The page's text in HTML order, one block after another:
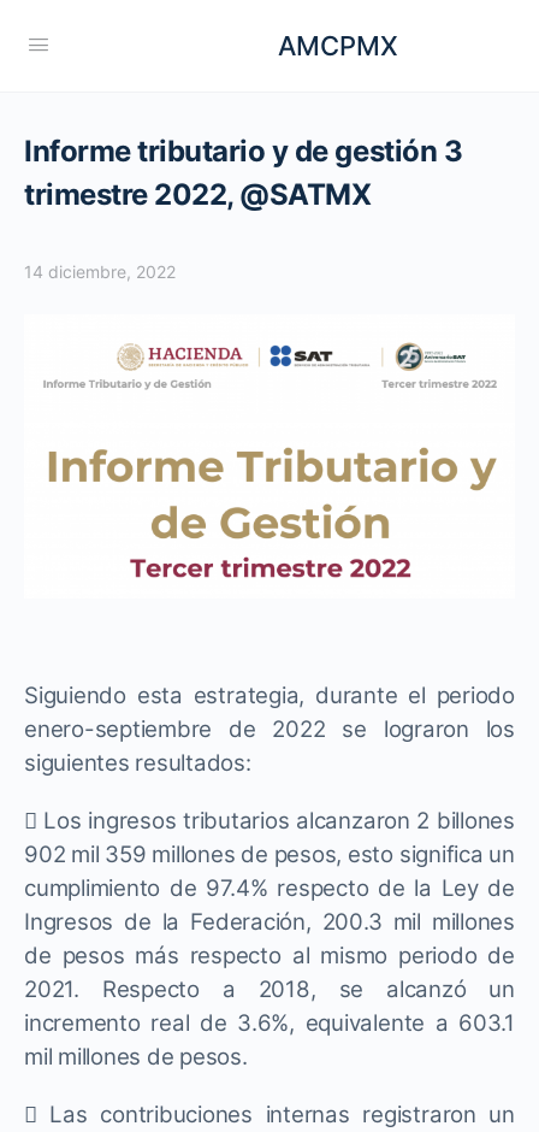
AMCPMX
Informe tributario y de gestión 3
trimestre 2022, @SATMX
14 diciembre, 2022
Siguiendo esta estrategia, durante el periodo
enero-septiembre de 2022 se lograron los
siguientes resultados:
 Los ingresos tributarios alcanzaron 2 billones
902 mil 359 millones de pesos, esto significa un
cumplimiento de 97.4% respecto de la Ley de
Ingresos de la Federación, 200.3 mil millones
de pesos más respecto al mismo periodo de
2021. Respecto a 2018, se alcanzó un
incremento real de 3.6%, equivalente a 603.1
mil millones de pesos.
 Las contribuciones internas registraron un